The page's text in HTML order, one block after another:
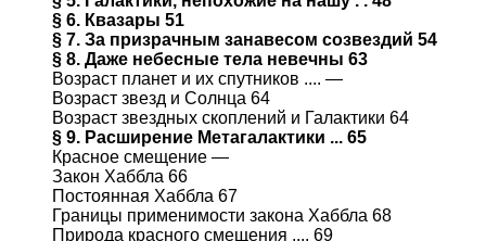
§ 6. Квазары 51
§ 7. За призрачным занавесом созвездий 54
§ 8. Даже небесные тела невечны 63
Возраст планет и их спутников .... —
Возраст звезд и Солнца 64
Возраст звездных скоплений и Галактики 64
§ 9. Расширение Метагалактики ... 65
Красное смещение —
Закон Хаббла 66
Постоянная Хаббла 67
Границы применимости закона Хаббла 68
Природа красного смещения .... 69